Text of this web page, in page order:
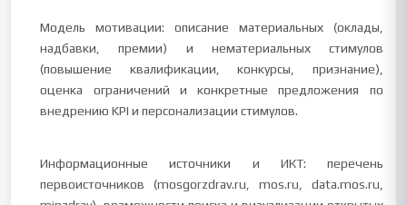
Модель мотивации: описание материальных (оклады,
надбавки, премии) и нематериальных стимулов
(повышение квалификации, конкурсы, признание),
оценка ограничений и конкретные предложения по
внедрению KPI и персонализации стимулов.
Информационные источники и ИКТ: перечень
первоисточников (mosgorzdrav.ru, mos.ru, data.mos.ru,